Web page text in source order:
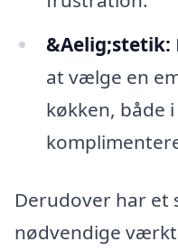
&Aelig;stetik:
at vælge en
køkken, både
Derudover har et
nødvendige